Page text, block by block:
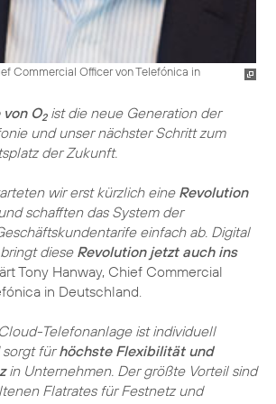
Commercial Officer von Telefónica in
O2ist die neue Generation der
und unser nächster Schritt zum
der Zukunft.
wir erst kürzlich eine Revolution
schafften das System der
einfach ab. Digital
diese Revolution jetzt auch ins
Tony Hanway, Chief Commercial
in Deutschland.
Telefonanlage ist individuell
sorgt fürhöchste Flexibilität und
in Unternehmen. Der größte Vorteil sind
Flatrates für Festnetz und